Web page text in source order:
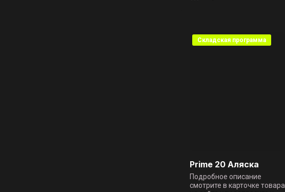
Складская программа
Prime 20 Аляска
Подробное описание
смотрите в карточке товара